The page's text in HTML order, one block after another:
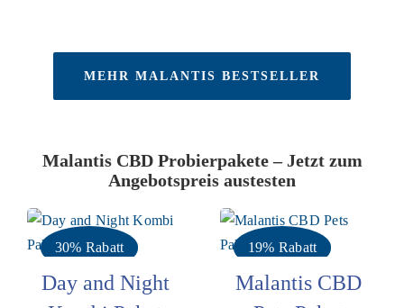
MEHR MALANTIS BESTSELLER
Malantis CBD Probierpakete – Jetzt zum
Angebotspreis austesten
30% Rabatt
Day and Night
19% Rabatt
Malantis CBD